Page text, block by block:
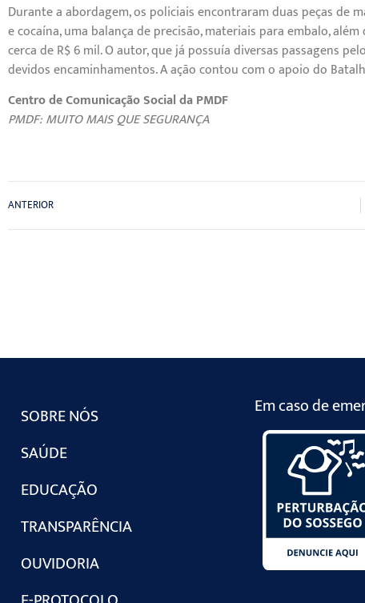
Durante a abordagem, os policiais encontraram duas peças de
e cocaína, uma balança de precisão, materiais para embalo,
cerca de R$ 6 mil. O autor, que já possuía diversas passagens
devidos encaminhamentos. A ação contou com o apoio do
Centro de Comunicação Social da PMDF
PMDF: MUITO MAIS QUE SEGURANÇA
ANTERIOR
SOBRE NÓS
SAÚDE
EDUCAÇÃO
TRANSPARÊNCIA
OUVIDORIA
Em caso de